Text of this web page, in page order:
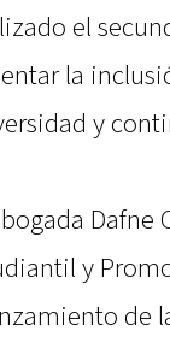
el
la
y
Dafne
y
de